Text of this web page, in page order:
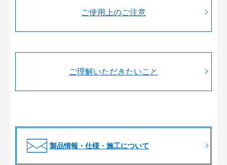
ご使用上のご注意
ご理解いただきたいこと
製品情報・仕様・施工について